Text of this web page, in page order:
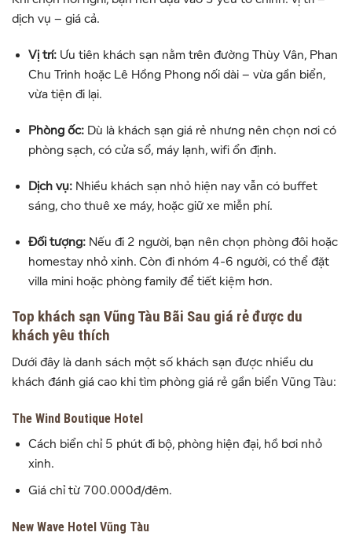
dịch vụ – giá cả.
Vị trí:Ưu tiên khách sạn nằm trên đường Thùy Vân, Phan
Chu Trinh hoặc Lê Hồng Phong nối dài – vừa gần biển,
vừa tiện đi lại.
Phòng ốc:Dù là khách sạn giá rẻ nhưng nên chọn nơi có
phòng sạch, có cửa sổ, máy lạnh, wifi ổn định.
Dịch vụ:Nhiều khách sạn nhỏ hiện nay vẫn có buffet
sáng, cho thuê xe máy, hoặc giữ xe miễn phí.
Đối tượng:Nếu đi 2 người, bạn nên chọn phòng đôi hoặc
homestay nhỏ xinh. Còn đi nhóm 4-6 người, có thể đặt
villa mini hoặc phòng family để tiết kiệm hơn.
Top khách sạn Vũng Tàu Bãi Sau giá rẻ được du
khách yêu thích
Dưới đây là danh sách một số khách sạn được nhiều du
khách đánh giá cao khi tìm phòng giá rẻ gần biển Vũng Tàu:
The Wind Boutique Hotel
Cách biển chỉ 5 phút đi bộ, phòng hiện đại, hồ bơi nhỏ
xinh.
Giá chỉ từ 700.000đ/đêm.
New Wave Hotel Vũng Tàu